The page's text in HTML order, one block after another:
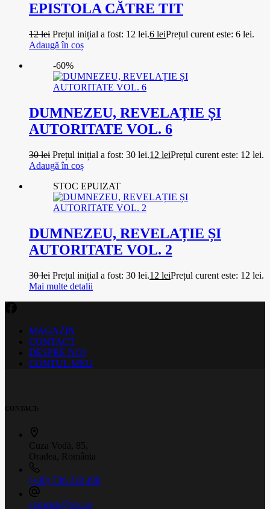
EPISTOLA CĂTRE TIT
12lei Prețul inițial a fost: 12 lei.6 leiPrețul curent este: 6 lei.
Adaugă în coș
-60%
DUMNEZEU, REVELAȚIE ȘI
AUTORITATE VOL. 6
30lei Prețul inițial a fost: 30 lei.12 leiPrețul curent este: 12 lei.
Adaugă în coș
STOC EPUIZAT
DUMNEZEU, REVELAȚIE ȘI
AUTORITATE VOL. 2
30lei Prețul inițial a fost: 30 lei.12 leiPrețul curent este: 12 lei.
Mai multe detalii
MAGAZIN
CONTACT
DESPRE NOI
CONTUL MEU
CONTACT:
Cuza Vodă, 85,
Oradea, România
(+40) 746 318 498
comenzi@ecc.ro